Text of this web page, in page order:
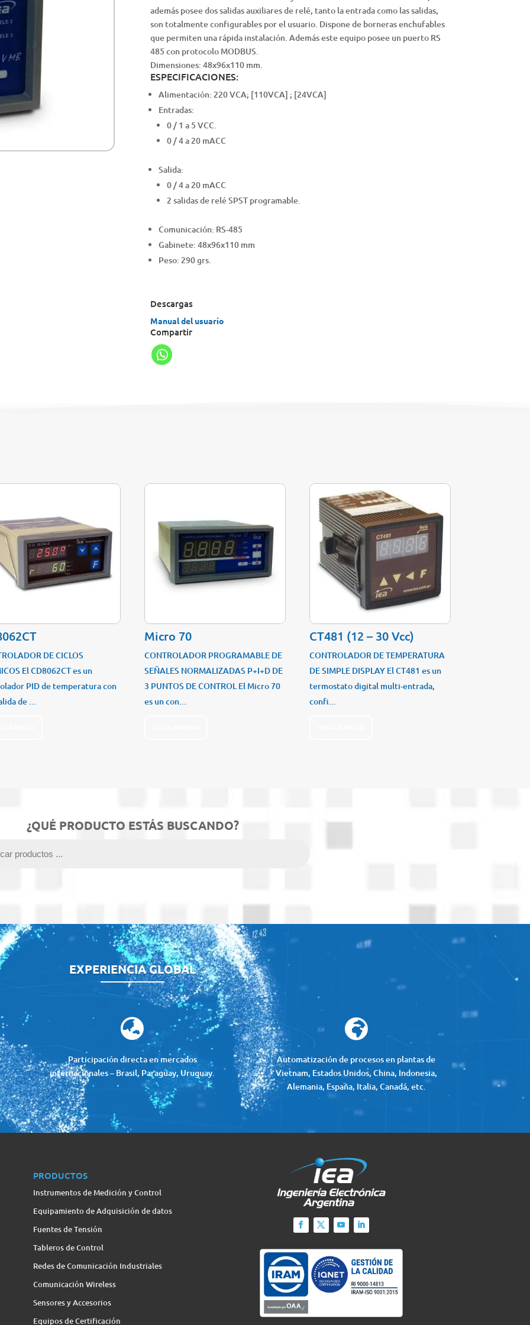
además posee dos salidas auxiliares de relé, tanto la entrada como las salidas,
son totalmente configurables por el usuario. Dispone de borneras enchufables
que permiten una rápida instalación. Además este equipo posee un puerto RS
485 con protocolo MODBUS.
Dimensiones: 48x96x110 mm.
ESPECIFICACIONES:
Alimentación: 220 VCA; [110VCA] ; [24VCA]
Entradas:
0 / 1 a 5 VCC.
0 / 4 a 20 mACC
Salida:
0 / 4 a 20 mACC
2 salidas de relé SPST programable.
Comunicación: RS-485
Gabinete: 48x96x110 mm
Peso: 290 grs.
Descargas
Manual del usuario
Compartir
DE CICLOS
El CD8062CT es un
PID de temperatura con
de ...
Micro 70
CONTROLADOR PROGRAMABLE DE
SEÑALES NORMALIZADAS P+I+D DE
3 PUNTOS DE CONTROL El Micro 70
es un con...
CT481 (12 – 30 Vcc)
CONTROLADOR DE TEMPERATURA
DE SIMPLE DISPLAY El CT481 es un
termostato digital multi-entrada,
confi...
¿QUÉ PRODUCTO ESTÁS BUSCANDO?
EXPERIENCIA GLOBAL

Participación directa en mercados
internacionales – Brasil, Paraguay, Uruguay.

Automatización de procesos en plantas de
Vietnam, Estados Unidos, China, Indonesia,
Alemania, España, Italia, Canadá, etc.
PRODUCTOS
Instrumentos de Medición y Control
Equipamiento de Adquisición de datos
Fuentes de Tensión
Tableros de Control
Redes de Comunicación Industriales
Comunicación Wireless
Sensores y Accesorios
Equipos de Certificación